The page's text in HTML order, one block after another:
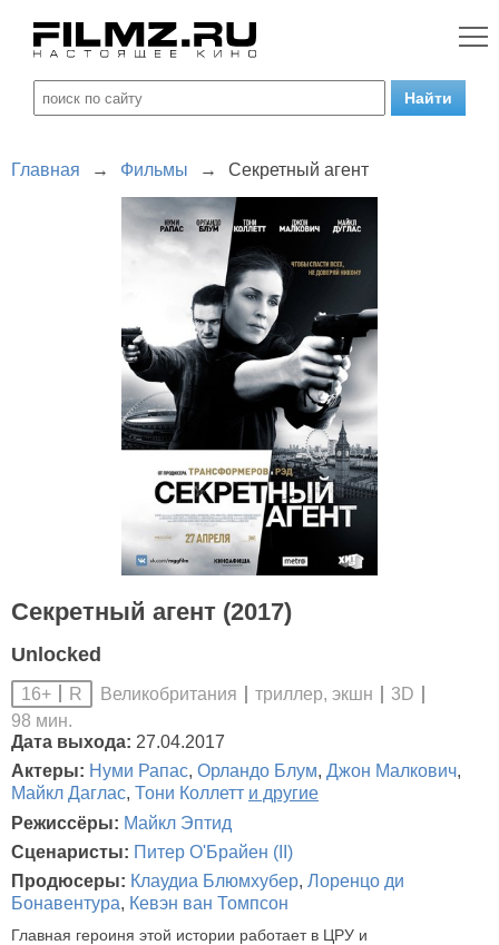
Главная → Фильмы → Секретный агент
Секретный агент (2017)
Unlocked
16+ R Великобритания триллер, экшн
3D
98 мин.
Дата выхода: 27.04.2017
Актеры: Нуми Рапас, Орландо Блум, Джон Малкович,
Майкл Даглас, Тони Коллетт и другие
Режиссёры: Майкл Эптид
Сценаристы: Питер О'Брайен (II)
Продюсеры: Клаудиа Блюмхубер, Лоренцо ди
Бонавентура, Кевэн ван Томпсон
Главная героиня этой истории работает в ЦРУ и